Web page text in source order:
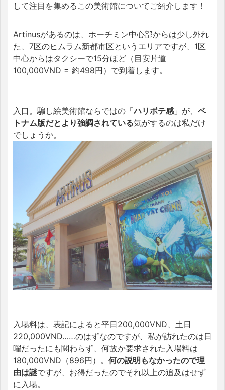
して注目を集めるこの美術館についてご紹介します！
Artinusがあるのは、ホーチミン中心部からは少し外れ
た、7区のヒムラム新都市区というエリアですが、1区
中心からはタクシーで15分ほど（目安片道
100,000VND = 約498円）で到着します。
入口。騙し絵美術館ならではの「ハリボテ感」が、 ベ
トナム版だとより強調されている気がするのは私だけ
でしょうか。
入場料は、表記によると平日200,000VND、土日
220,000VND……のはずなのですが、私が訪れたのは日
曜だったにも関わらず、何故か要求された入場料は
180,000VND（896円）。 何の説明もなかったので理
由は謎ですが、お得だったのでそれ以上の追及はせず
に入場。